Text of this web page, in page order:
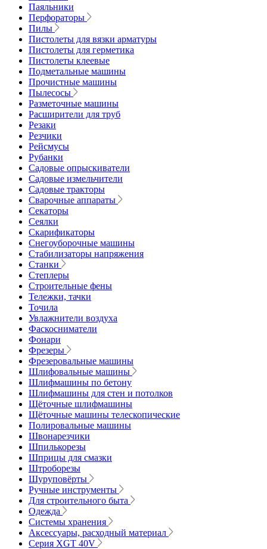
Паяльники
Перфораторы
Пилы
Пистолеты для вязки арматуры
Пистолеты для герметика
Пистолеты клеевые
Подметальные машины
Прочистные машины
Пылесосы
Разметочные машины
Расширители для труб
Резаки
Резчики
Рейсмусы
Рубанки
Садовые опрыскиватели
Садовые измельчители
Садовые тракторы
Сварочные аппараты
Секаторы
Сеялки
Скарификаторы
Снегоуборочные машины
Стабилизаторы напряжения
Станки
Степлеры
Строительные фены
Тележки, тачки
Точила
Увлажнители воздуха
Фаскосниматели
Фонари
Фрезеры
Фрезеровальные машины
Шлифовальные машины
Шлифмашины по бетону
Шлифмашины для стен и потолков
Щёточные шлифмашины
Щёточные машины телескопические
Полировальные машины
Швонарезчики
Шпилькорезы
Шприцы для смазки
Штроборезы
Шуруповёрты
Ручные инструменты
Для строительного быта
Одежда
Системы хранения
Аксессуары, расходный материал
Серия XGT 40V